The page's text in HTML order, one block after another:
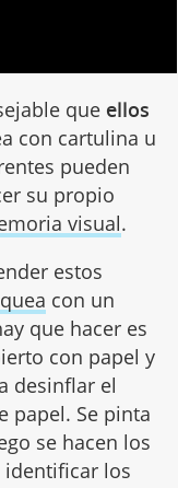
que ellos
con cartulina u
pueden
su propio
visual.
estos
con un
que hacer es
con papel y
desinflar el
papel. Se pinta
se hacen los
identificar los